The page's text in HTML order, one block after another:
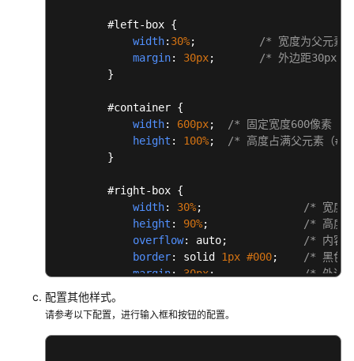
始
集
#left-box {
width: 30%
/* 宽度为父元素
margin: 30px
/* 外边距30px（
        }
#container {
width: 600px;
/* 固定宽度600像素（
height : 100%;
/* 高度占满父元素（
        }
#right-box {
width: 30%;
/* 宽度为
height : 90%;
/* 高度为
overflow: auto;
/* 内容超
border: solid 1px #000;
/* 黑色
margin: 30px;
/* 外边
        }
</style>
</head>
配置其他样式。
请参考以下配置，进行输入框和按钮的配置。